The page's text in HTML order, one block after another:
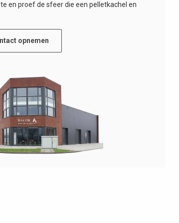
en proef de sfeer die een pelletkachel en
opnemen